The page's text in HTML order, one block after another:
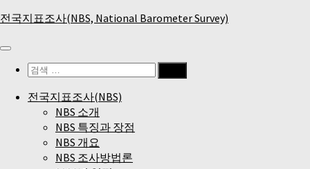
Skip
content
전국지표조사(NBS, National Barometer Survey)
검
전국지표조사(NBS)
NBS 소개
NBS 특징과 장점
NBS 개요
NBS 조사방법론